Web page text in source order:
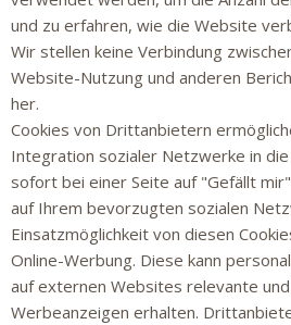
und zu erfahren, wie die Website
Wir stellen keine Verbindung
Website-Nutzung und anderen
her.
Cookies von Drittanbietern
Integration sozialer Netzwerke in die
sofort bei einer Seite auf "Gefällt
auf Ihrem bevorzugten sozialen
Einsatzmöglichkeit von diesen
Online-Werbung. Diese kann
auf externen Websites relevante
Werbeanzeigen erhalten.